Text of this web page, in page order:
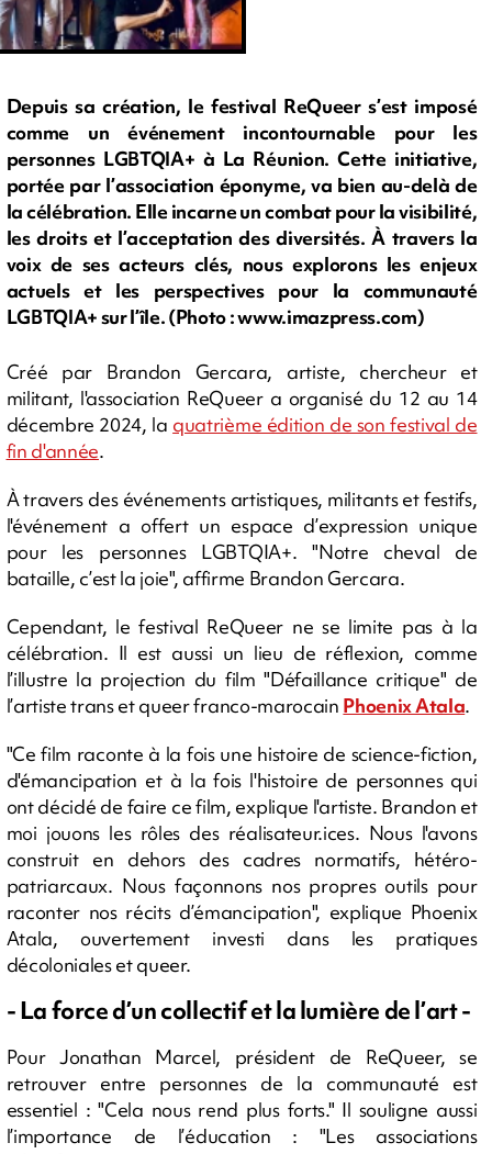
Depuis sa création, le festival ReQueer s’est imposé
comme un événement incontournable pour les
personnes LGBTQIA+ à La Réunion. Cette initiative,
portée par l’association éponyme, va bien au-delà de
la célébration. Elle incarne un combat pour la visibilité,
les droits et l’acceptation des diversités. À travers la
voix de ses acteurs clés, nous explorons les enjeux
actuels et les perspectives pour la communauté
LGBTQIA+ sur l’île. (Photo : www.imazpress.com)
Créé par Brandon Gercara, artiste, chercheur et
militant, l'association ReQueer a organisé du 12 au 14
décembre 2024, la quatrième édition de son festival de
fin d'année.
À travers des événements artistiques, militants et festifs,
l'événement a offert un espace d’expression unique
pour les personnes LGBTQIA+. "Notre cheval de
bataille, c’est la joie", affirme Brandon Gercara.
Cependant, le festival ReQueer ne se limite pas à la
célébration. Il est aussi un lieu de réflexion, comme
l’illustre la projection du film "Défaillance critique" de
l’artiste trans et queer franco-marocain Phoenix Atala.
"Ce film raconte à la fois une histoire de science-fiction,
d'émancipation et à la fois l'histoire de personnes qui
ont décidé de faire ce film, explique l'artiste. Brandon et
moi jouons les rôles des réalisateur.ices. Nous l'avons
construit en dehors des cadres normatifs, hétéro-
patriarcaux. Nous façonnons nos propres outils pour
raconter nos récits d’émancipation", explique Phoenix
Atala, ouvertement investi dans les pratiques
décoloniales et queer.
- La force d’un collectif et la lumière de l’art -
Pour Jonathan Marcel, président de ReQueer, se
retrouver entre personnes de la communauté est
essentiel : "Cela nous rend plus forts." Il souligne aussi
l’importance de l’éducation : "Les associations